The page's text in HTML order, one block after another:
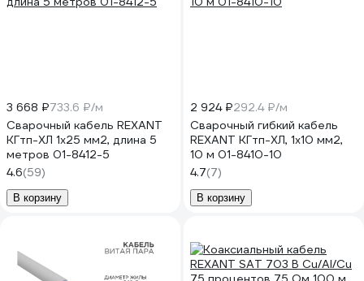
3 668 ₽733.6 ₽/м
Сварочный кабель REXANT
КГтп-ХЛ 1х25 мм2, длина 5
метров 01-8412-5
4.6(59)
В корзину
2 924 ₽292.4 ₽/м
Сварочный гибкий кабель
REXANT КГтп-ХЛ, 1х10 мм2,
10 м 01-8410-10
4.7(7)
В корзину